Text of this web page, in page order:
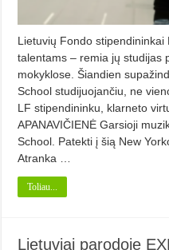
Lietuvių Fondo
talentams – remia jų studijas
mokyklose. Šiandien
School studijuojančiu, ne
LF stipendininku, klarneto
APANAVIČIENĖ Garsioji
School. Patekti į šią New
Atranka …
Toliau...
Lietuviai parodoje